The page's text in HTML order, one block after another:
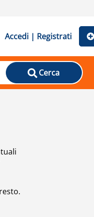
Accedi | Registrati
Cerca